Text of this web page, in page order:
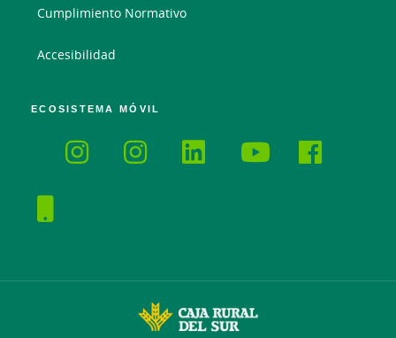
Cumplimiento Normativo
Accesibilidad
ECOSISTEMA MÓVIL